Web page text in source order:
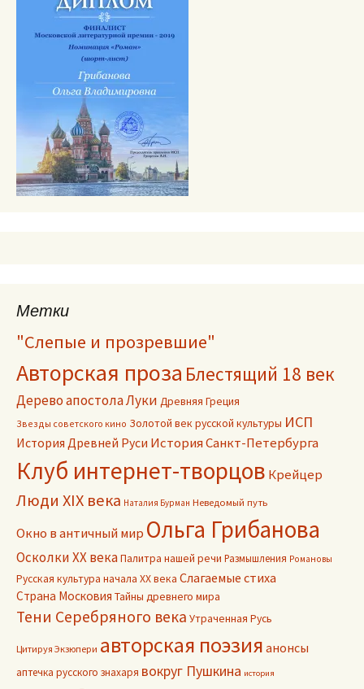
Метки
"Слепые и прозревшие"
Авторская проза Блестящий 18 век
Дерево апостола Луки Древняя Греция
Звезды советского кино Золотой век русской культуры ИСП
История Древней Руси История Санкт-Петербурга
Клуб интернет-творцов Крейцер
Люди XIX века Наталия Бурман Неведомый путь
Окно в античный мир Ольга Грибанова
Осколки ХХ векаПалитра нашей речи Размышления Романовы
Русская культура начала ХХ века Слагаемые стиха
Страна Московия Тайны древнего мира
Тени Серебряного века Утраченная Русь
Цитируя Экзюпери авторская поэзия анонсы
аптечка русского знахаря вокруг Пушкина история